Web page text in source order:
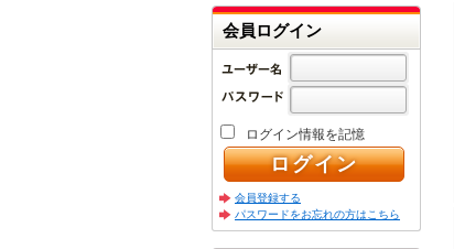
会員ログイン
ログイン情報を記憶
会員登録する
パスワードをお忘れの方はこちら